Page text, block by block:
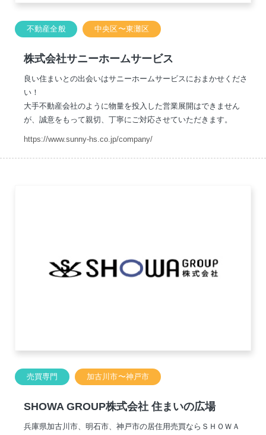
不動産全般 中央区〜東灘区
株式会社サニーホームサービス
良い住まいとの出会いはサニーホームサービスにおまかせくださ
い！
大手不動産会社のように物量を投入した営業展開はできません
が、誠意をもって親切、丁寧にご対応させていただきます。
https://www.sunny-hs.co.jp/company/
売買専門 加古川市〜神戸市
SHOWA GROUP株式会社 住まいの広場
兵庫県加古川市、明石市、神戸市の居住用売買ならＳＨＯＷＡ